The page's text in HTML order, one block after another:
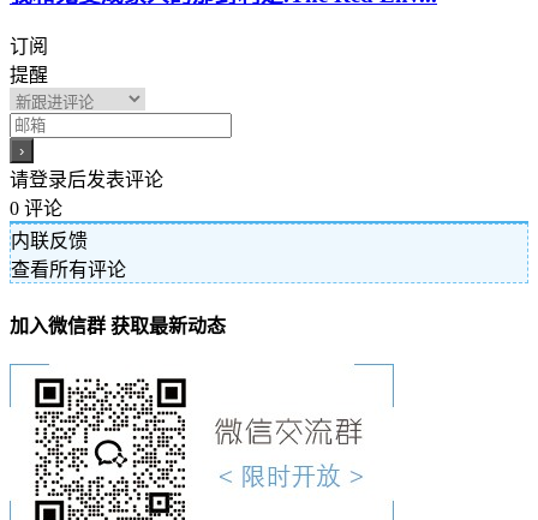
订阅
提醒
请登录后发表评论
0 评论
内联反馈
查看所有评论
加入微信群 获取最新动态